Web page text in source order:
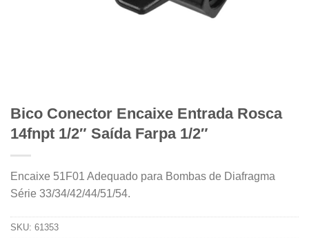
Bico Conector Encaixe Entrada Rosca
14fnpt 1/2″ Saída Farpa 1/2″
Encaixe 51F01 Adequado para Bombas de Diafragma
Série 33/34/42/44/51/54.
SKU: 61353